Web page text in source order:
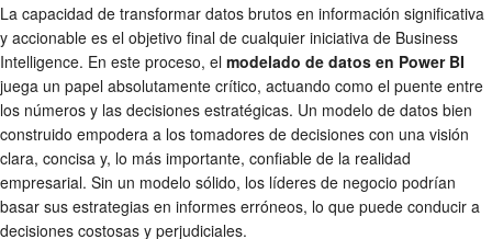
La capacidad de transformar datos brutos en información significativa
y accionable es el objetivo final de cualquier iniciativa de Business
Intelligence. En este proceso, el modelado de datos en Power BI
juega un papel absolutamente crítico, actuando como el puente entre
los números y las decisiones estratégicas. Un modelo de datos bien
construido empodera a los tomadores de decisiones con una visión
clara, concisa y, lo más importante, confiable de la realidad
empresarial. Sin un modelo sólido, los líderes de negocio podrían
basar sus estrategias en informes erróneos, lo que puede conducir a
decisiones costosas y perjudiciales.